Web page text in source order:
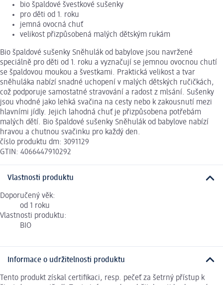
bio špaldové švestkové sušenky
pro děti od 1. roku
jemná ovocná chuť
velikost přizpůsobená malých dětským rukám
Bio špaldové sušenky Sněhulák od babylove jsou navržené
speciálně pro děti od 1. roku a vyznačují se jemnou ovocnou chutí
se špaldovou moukou a švestkami. Praktická velikost a tvar
sněhuláka nabízí snadné uchopení v malých dětských ručičkách,
což podporuje samostatné stravování a radost z mlsání. Sušenky
jsou vhodné jako lehká svačina na cesty nebo k zakousnutí mezi
hlavními jídly. Jejich lahodná chuť je přizpůsobena potřebám
malých dětí. Bio špaldové sušenky Sněhulák od babylove nabízí
hravou a chutnou svačinku pro každý den.
číslo produktu dm: 3091129
GTIN: 4066447910292
Vlastnosti produktu
Doporučený věk:
od 1 roku
Vlastnosti produktu:
BIO
Informace o udržitelnosti produktu
Tento produkt získal certifikaci, resp. pečeť za šetrný přístup k